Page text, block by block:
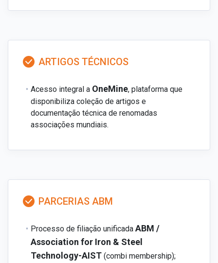
ARTIGOS TÉCNICOS
Acesso integral a OneMine, plataforma que
disponibiliza coleção de artigos e
documentação técnica de renomadas
associações mundiais.
PARCERIAS ABM
Processo de filiação unificada ABM /
Association for Iron & Steel
Technology-AIST (combi membership);